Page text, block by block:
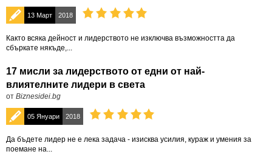
13 Март 2018
Както всяка дейност и лидерството не изключва възможността да
сбъркате някъде,...
17 мисли за лидерството от едни от най-
влиятелните лидери в света
от Biznesidei.bg
05 Януари 2018
Да бъдете лидер не е лека задача - изисква усилия, кураж и умения за
поемане на...